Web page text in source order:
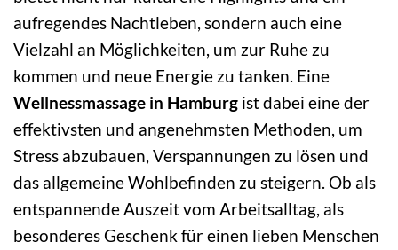
aufregendes Nachtleben, sondern auch eine
Vielzahl an Möglichkeiten, um zur Ruhe zu
kommen und neue Energie zu tanken. Eine
Wellnessmassage in Hamburg ist dabei eine der
effektivsten und angenehmsten Methoden, um
Stress abzubauen, Verspannungen zu lösen und
das allgemeine Wohlbefinden zu steigern. Ob als
entspannende Auszeit vom Arbeitsalltag, als
besonderes Geschenk für einen lieben Menschen